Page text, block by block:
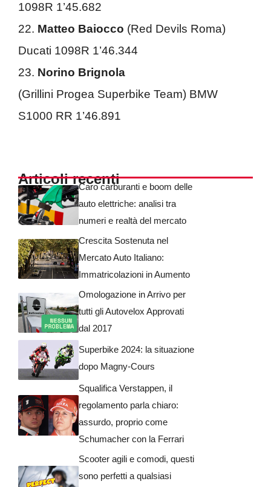
1098R 1’45.682
22. Matteo Baiocco (Red Devils Roma)
Ducati 1098R 1’46.344
23. Norino Brignola
(Grillini Progea Superbike Team) BMW
S1000 RR 1’46.891
Articoli recentiCaro carburanti e boom delle
auto elettriche: analisi tra
numeri e realtà del mercato
Crescita Sostenuta nel
Mercato Auto Italiano:
Immatricolazioni in Aumento
Omologazione in Arrivo per
tutti gli Autovelox Approvati
dal 2017
Superbike 2024: la situazione
dopo Magny-Cours
Squalifica Verstappen, il
regolamento parla chiaro:
assurdo, proprio come
Schumacher con la Ferrari
Scooter agili e comodi, questi
sono perfetti a qualsiasi